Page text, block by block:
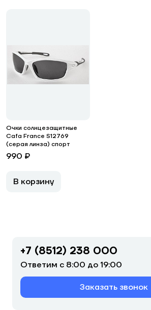
Очки солнцезащитные
Cafa France S12769
(серая линза) спорт
990 ₽
В корзину
+7 (8512) 238 000
Ответим с 8:00 до 19:00
Заказать звонок